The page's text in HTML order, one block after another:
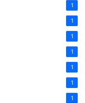
1
1
1
1
1
1
1